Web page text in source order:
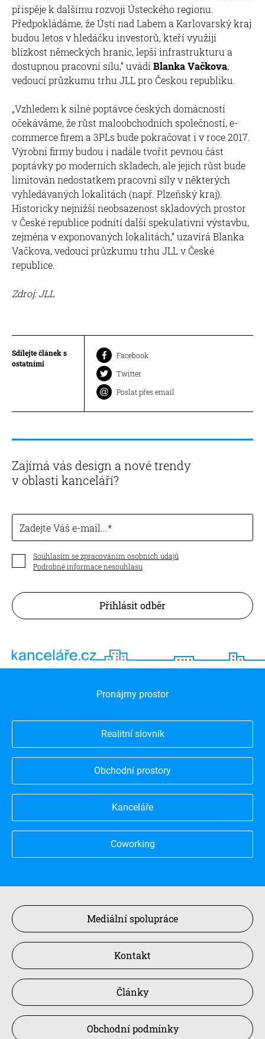
přispěje k dalšímu rozvoji Ústeckého regionu.
Předpokládáme, že Ústí nad Labem a Karlovarský kraj
budou letos v hledáčku investorů, kteří využijí
blízkost německých hranic, lepší infrastrukturu a
dostupnou pracovní sílu,“ uvádí Blanka Vačkova,
vedoucí průzkumu trhu JLL pro Českou republiku.
„Vzhledem k silné poptávce českých domácností
očekáváme, že růst maloobchodních společností, e-
commerce firem a 3PLs bude pokračovat i v roce 2017.
Výrobní firmy budou i nadále tvořit pevnou část
poptávky po moderních skladech, ale jejich růst bude
limitován nedostatkem pracovní síly v některých
vyhledávaných lokalitách (např. Plzeňský kraj).
Historicky nejnižší neobsazenost skladových prostor
v České republice podnítí další spekulativní výstavbu,
zejména v exponovaných lokalitách,“ uzavírá Blanka
Vačkova, vedoucí průzkumu trhu JLL v České
republice.
Zdroj: JLL
Sdílejte článek s
ostatními
Facebook
Twitter
Poslat přes email
Zajímá vás design a nové trendy
v oblasti kanceláří?
Zadejte Váš e-mail...
Souhlasím se zpracováním osobních údajů
Podrobné informace nesouhlasu
Přihlásit odběr
Pronájmy prostor
Realitní slovník
Obchodní prostory
Kanceláře
Coworking
Mediální spolupráce
Kontakt
Články
Obchodní podmínky